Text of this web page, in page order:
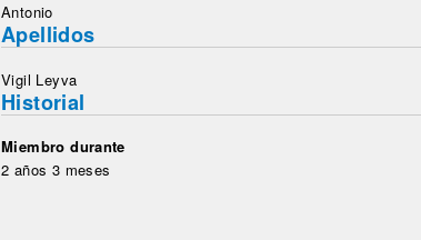
Antonio
Apellidos
Vigil Leyva
Historial
Miembro durante
2 años 3 meses